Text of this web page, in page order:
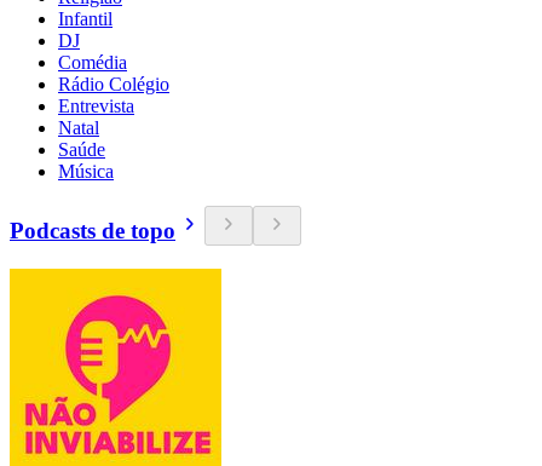
Infantil
DJ
Comédia
Rádio Colégio
Entrevista
Natal
Saúde
Música
Podcasts de topo